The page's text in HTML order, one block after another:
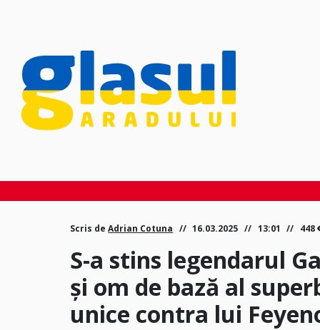
Scris deAdrian Cotuna 16.03.2025 13:01 448
S-a stins legendarul
și om de bază al
unice contra lui